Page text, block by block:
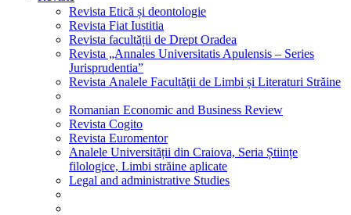
Revista Etică și deontologie
Revista Fiat Iustitia
Revista facultății de Drept Oradea
Revista „Annales Universitatis Apulensis – Series
Jurisprudentia”
Revista Analele Facultăţii de Limbi și Literaturi Străine
Romanian Economic and Business Review
Revista Cogito
Revista Euromentor
Analele Universității din Craiova, Seria Științe
filologice, Limbi străine aplicate
Legal and administrative Studies